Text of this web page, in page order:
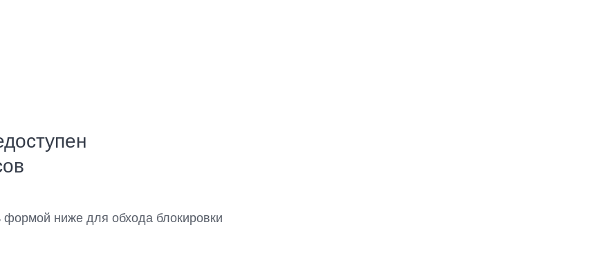
формой ниже для обхода блокировки